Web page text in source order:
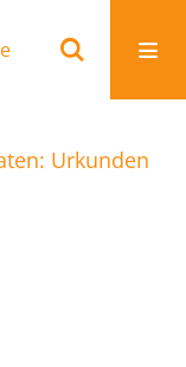
Urkunden